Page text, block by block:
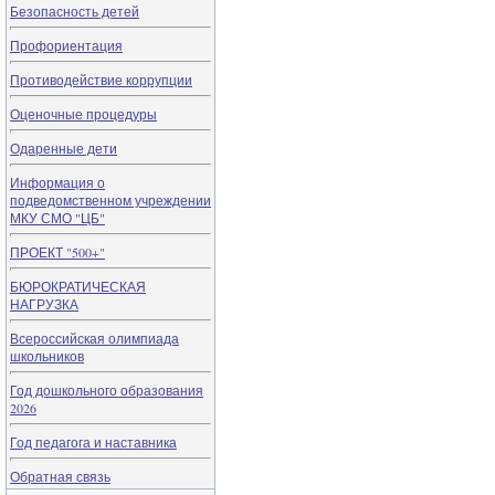
Безопасность детей
Профориентация
Противодействие коррупции
Оценочные процедуры
Одаренные дети
Информация о
подведомственном учреждении
МКУ СМО "ЦБ"
ПРОЕКТ "500+"
БЮРОКРАТИЧЕСКАЯ
НАГРУЗКА
Всероссийская олимпиада
школьников
Год дошкольного образования
2026
Год педагога и наставника
Обратная связь